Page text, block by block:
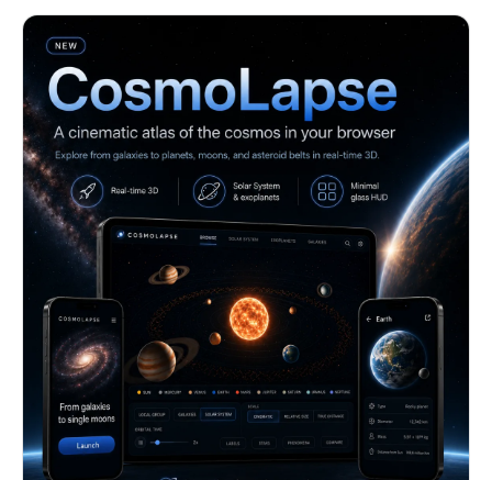
déplacez les enceintes et façonnez la salle. Sans compte,
entièrement bilingue et privé.